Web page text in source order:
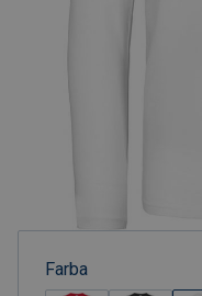
Farba